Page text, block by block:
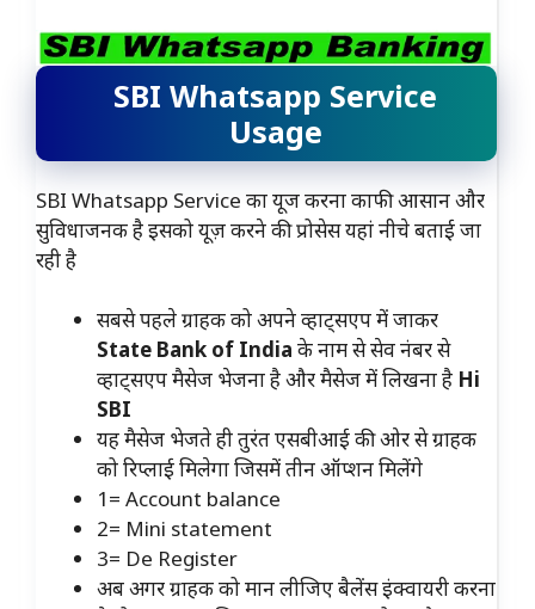
SBI Whatsapp Service
Usage
SBI Whatsapp Service का यूज करना काफी आसान और
सुविधाजनक है इसको यूज़ करने की प्रोसेस यहां नीचे बताई जा
रही है
सबसे पहले ग्राहक को अपने व्हाट्सएप में जाकर
State Bank of India के नाम से सेव नंबर से
व्हाट्सएप मैसेज भेजना है और मैसेज में लिखना है Hi
SBI
यह मैसेज भेजते ही तुरंत एसबीआई की ओर से ग्राहक
को रिप्लाई मिलेगा जिसमें तीन ऑप्शन मिलेंगे
1= Account balance
2= Mini statement
3= De Register
अब अगर ग्राहक को मान लीजिए बैलेंस इंक्वायरी करना